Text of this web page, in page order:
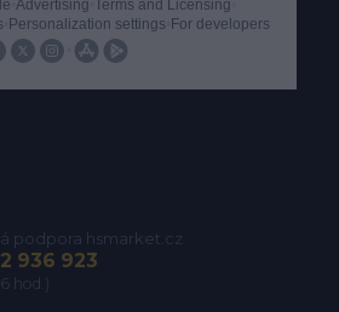
podpora hsmarket.cz
936 923
hod.)